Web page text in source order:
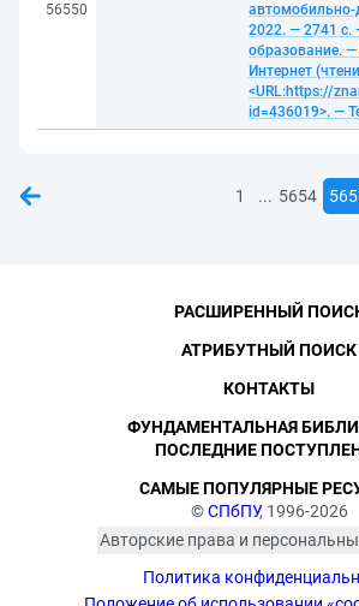
56550
автомобильно-
2022. — 2741 с.
образование.
Интернет
<URL:https://
id=436019>. —
1 ... 5654
©СПбПУ, 1996-2026
Авторские права и
изображённых лиц в
Политика
РАСШИРЕННЫЙ
АТРИБУТНЫЙ ПОИСК
КОНТАКТЫ
ФУНДАМЕНТАЛЬНАЯ
ПОСЛЕДНИЕ
САМЫЕ ПОПУЛЯРНЫЕ